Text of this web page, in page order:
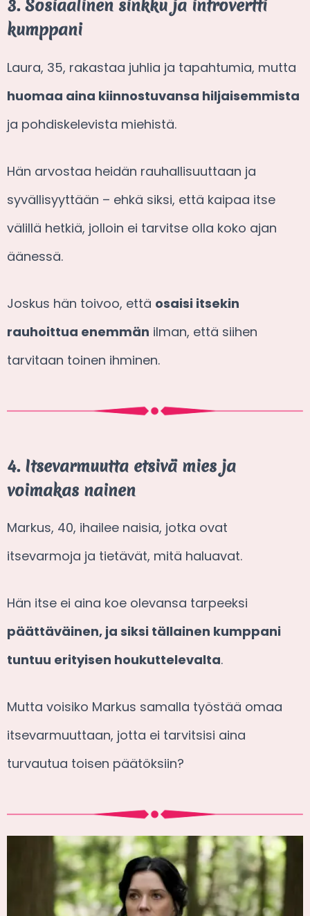
3. Sosiaalinen sinkku ja introvertti
kumppani
Laura, 35, rakastaa juhlia ja tapahtumia, mutta
huomaa aina kiinnostuvansa hiljaisemmista
ja pohdiskelevista miehistä.
Hän arvostaa heidän rauhallisuuttaan ja
syvällisyyttään – ehkä siksi, että kaipaa itse
välillä hetkiä, jolloin ei tarvitse olla koko ajan
äänessä.
Joskus hän toivoo, että osaisi itsekin
rauhoittua enemmän ilman, että siihen
tarvitaan toinen ihminen.
4. Itsevarmuutta etsivä mies ja
voimakas nainen
Markus, 40, ihailee naisia, jotka ovat
itsevarmoja ja tietävät, mitä haluavat.
Hän itse ei aina koe olevansa tarpeeksi
päättäväinen, ja siksi tällainen kumppani
tuntuu erityisen houkuttelevalta.
Mutta voisiko Markus samalla työstää omaa
itsevarmuuttaan, jotta ei tarvitsisi aina
turvautua toisen päätöksiin?